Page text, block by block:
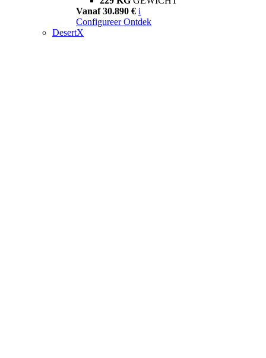
Vanaf 30.890 € i
Configureer Ontdek
DesertX